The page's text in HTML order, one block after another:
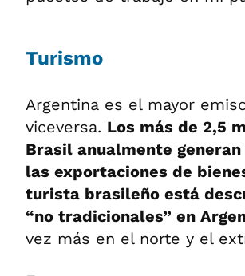
Turismo
Argentina es el mayor
viceversa. Los más de 2,5
Brasil anualmente
las exportaciones de
turista brasileño está
“no tradicionales” en
vez más en el norte y el